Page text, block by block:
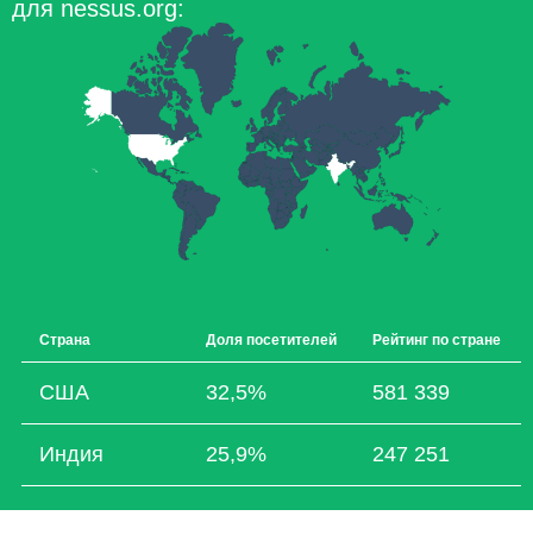
для nessus.org:
Страна Доля посетителей Рейтинг по стране
США 32,5% 581 339
Индия 25,9% 247 251